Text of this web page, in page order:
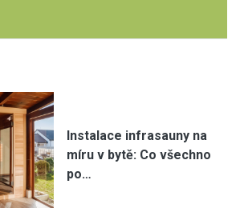
Instalace infrasauny na
míru v bytě: Co všechno
po…